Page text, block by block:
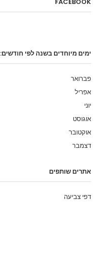
ימים מיוחדים בשנה לפי חודשים:
פברואר
אפריל
יוני
אוגוסט
אוקטובר
דצמבר
אתרים שותפים
דפי צביעה